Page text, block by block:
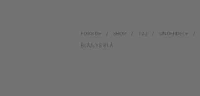
FORSIDE / SHOP / TØJ / UNDERDELE /
BLÅ/LYS BLÅ